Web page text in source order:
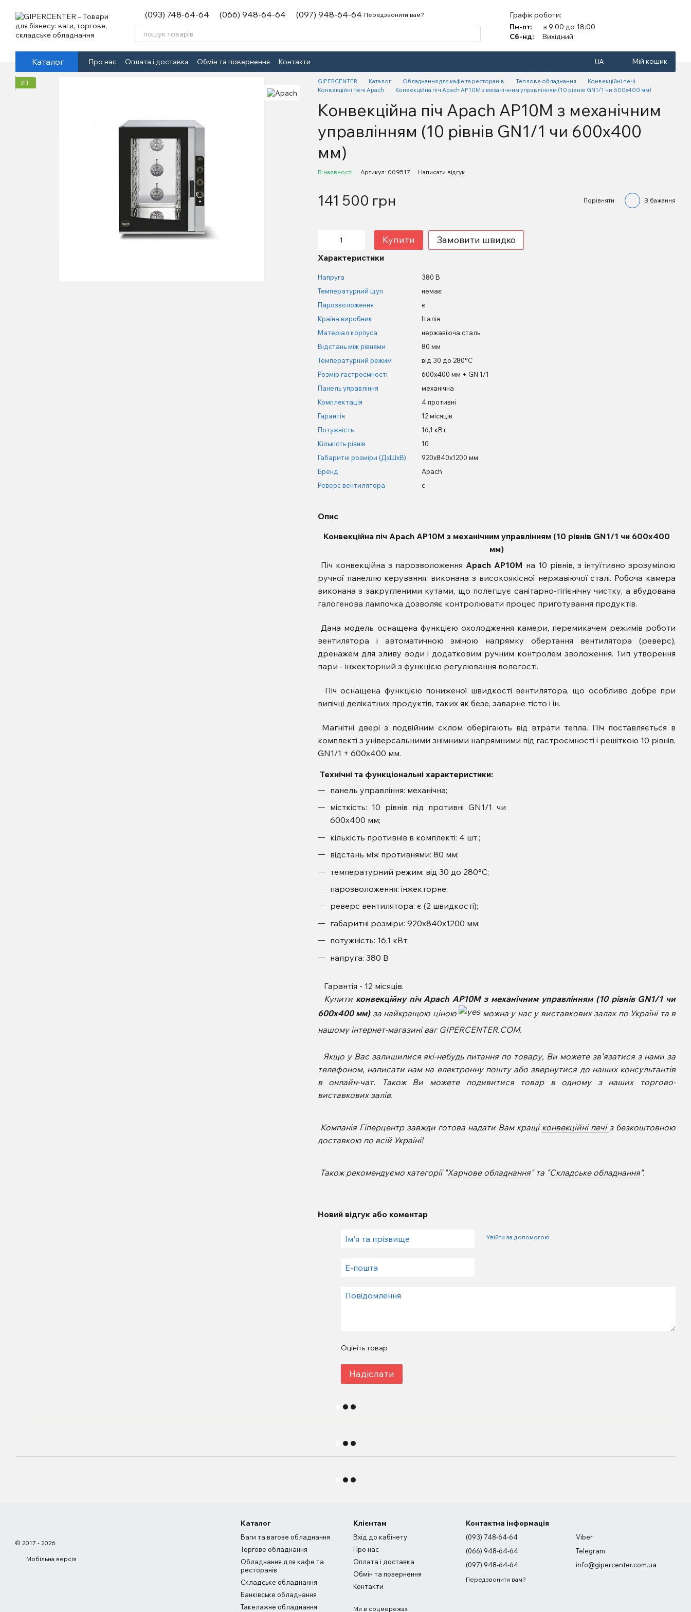
(093) 748-64-64 (066) 948-64-64 (097) 948-64-64 Передзвонити вам?
Графік роботи:
Пн-пт:
з 9:00 до 18:00
Сб-нд:
Вихідний
Каталог Про нас Оплата і доставка Обмін та повернення Контакти UA Мій кошик
ХІТ GIPERCENTER Каталог Обладнання для кафе та ресторанів Теплове обладнання
Конвекційні печі
Конвекційні печі Apach
Конвекційна піч Apach AP10M з механічним управлінням (10 рівнів GN1/1 чи 600х400 мм)
Конвекційна піч Apach AP10M з механічним
управлінням (10 рівнів GN1/1 чи 600х400
мм)
В наявності Артикул: 009517 Написати відгук
141 500 грн Порівняти В бажання
Купити Замовити швидко
Характеристики
Напруга
380 В
Температурний щуп
немає
Парозволоження
є
Країна виробник
Італія
Матеріал корпуса
нержавіюча сталь
Відстань між рівнями
80 мм
Температурний режим
від 30 до 280°C
Розмір гастроємності
600х400 мм + GN 1/1
Панель управління
механічна
Комплектація
4 противні
Гарантія
12 місяців
Потужність
16,1 кВт
Кількість рівнів
10
Габаритні розміри (ДхШхВ)
920х840х1200 мм
Бренд
Apach
Реверс вентилятора
є
Опис
Конвекційна піч Apach AP10M з механічним управлінням (10 рівнів GN1/1 чи 600х400
мм)
Піч конвекційна з парозволоження Apach AP10M на 10 рівнів, з інтуїтивно зрозумілою
ручної панеллю керування, виконана з високоякісної нержавіючої сталі. Робоча камера
виконана з закругленими кутами, що полегшує санітарно-гігієнічну чистку, а вбудована
галогенова лампочка дозволяє контролювати процес приготування продуктів.
Дана модель оснащена функцією охолодження камери, перемикачем режимів роботи
вентилятора і автоматичною зміною напрямку обертання вентилятора (реверс),
дренажем для зливу води і додатковим ручним контролем зволоження. Тип утворення
пари - інжекторний з функцією регулювання вологості.
Піч оснащена функцією пониженої швидкості вентилятора, що особливо добре при
випічці делікатних продуктів, таких як безе, заварне тісто і ін.
Магнітні двері з подвійним склом оберігають від втрати тепла. Піч поставляється в
комплекті з універсальними знімними напрямними під гастроємності і решіткою 10 рівнів,
GN1/1 + 600х400 мм.
Технічні та функціональні характеристики:
панель управління: механічна;
місткість: 10 рівнів під противні GN1/1 чи
600х400 мм;
кількість противнів в комплекті: 4 шт.;
відстань між противнями: 80 мм;
температурний режим: від 30 до 280°C;
парозволоження: інжекторне;
реверс вентилятора: є (2 швидкості);
габаритні розміри: 920х840х1200 мм;
потужність: 16,1 кВт;
напруга: 380 В
Гарантія - 12 місяців.
Купитиконвекційну піч Apach AP10M з механічним управлінням (10 рівнів GN1/1 чи
600х400 мм) за найкращою ціною
можна у нас у виставкових залах по Україні та в
нашому інтернет-магазині ваг GIPERCENTER.COM.
Якщо у Вас залишилися які-небудь питання по товару, Ви можете зв'язатися з нами за
телефоном, написати нам на електронну пошту або звернутися до наших консультантів
в онлайн-чат. Також Ви можете подивитися товар в одному з наших торгово-
виставкових залів.
Компанія Гіперцентр завжди готова надати Вам кращі конвекційні печі з безкоштовною
доставкою по всій Україні!
Також рекомендуємо категорії "Харчове обладнання" та "Складське обладнання".
Новий відгук або коментар
Увійти за допомогою
Оцініть товар
Надіслати
© 2017 - 2026
Мобільна версія
Каталог
Ваги та вагове обладнання
Торгове обладнання
Обладнання для кафе та
ресторанів
Складське обладнання
Банківське обладнання
Такелажне обладнання
Клієнтам
Вхід до кабінету
Про нас
Оплата і доставка
Обмін та повернення
Контакти
Ми в соцмережах
Контактна інформація
(093) 748-64-64
(066) 948-64-64
(097) 948-64-64
Передзвонити вам?
Viber
Telegram
info@gipercenter.com.ua